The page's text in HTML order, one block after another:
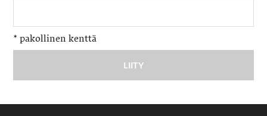
* pakollinen kenttä